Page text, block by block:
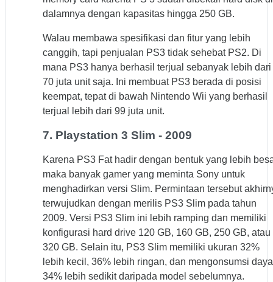
dalamnya dengan kapasitas hingga 250 GB.
Walau membawa spesifikasi dan fitur yang lebih
canggih, tapi penjualan PS3 tidak sehebat PS2. Di
mana PS3 hanya berhasil terjual sebanyak lebih dari
70 juta unit saja. Ini membuat PS3 berada di posisi
keempat, tepat di bawah Nintendo Wii yang berhasil
terjual lebih dari 99 juta unit.
7. Playstation 3 Slim - 2009
Karena PS3 Fat hadir dengan bentuk yang lebih
maka banyak gamer yang meminta Sony untuk
menghadirkan versi Slim. Permintaan tersebut
terwujudkan dengan merilis PS3 Slim pada tahun
2009. Versi PS3 Slim ini lebih ramping dan memiliki
konfigurasi hard drive 120 GB, 160 GB, 250 GB, atau
320 GB. Selain itu, PS3 Slim memiliki ukuran 32%
lebih kecil, 36% lebih ringan, dan mengonsumsi daya
34% lebih sedikit daripada model sebelumnya.